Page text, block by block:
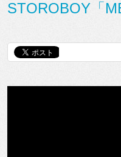
STOROBOY「